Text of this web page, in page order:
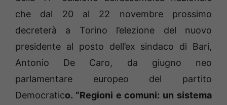
che dal 20 al 22 novembre prossimo
decreterà a Torino l’elezione del nuovo
presidente al posto dell’ex sindaco di Bari,
Antonio De Caro, da giugno neo
parlamentare europeo del partito
Democratico. “Regioni e comuni: un sistema